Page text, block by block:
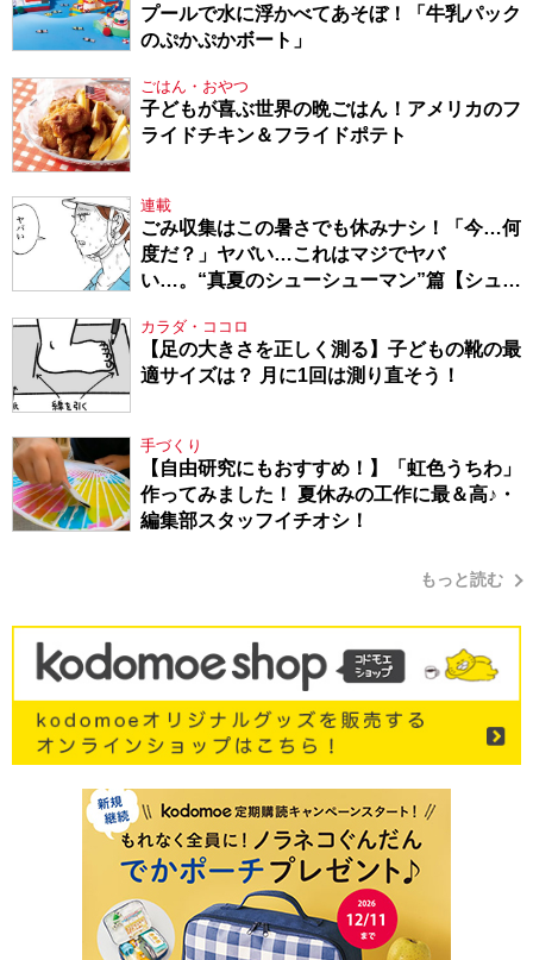
プールで水に浮かべてあそぼ！「牛乳パック
のぷかぷかボート」
ごはん・おやつ
子どもが喜ぶ世界の晩ごはん！アメリカのフ
ライドチキン＆フライドポテト
連載
ごみ収集はこの暑さでも休みナシ！「今…何
度だ？」ヤバい…これはマジでヤバ
い…。“真夏のシューシューマン”篇【シュー
カラダ・ココロ
【足の大きさを正しく測る】子どもの靴の最
適サイズは？ 月に1回は測り直そう！
手づくり
【自由研究にもおすすめ！】「虹色うちわ」
作ってみました！ 夏休みの工作に最＆高♪・
編集部スタッフイチオシ！
もっと読む